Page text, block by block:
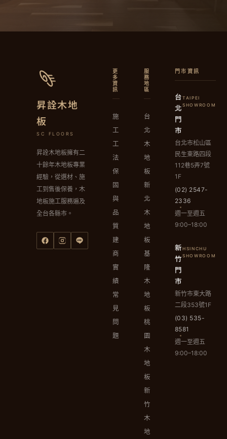
昇詮木地
板
SC FLOORS
昇詮木地板擁有二
十餘年木地板專業
經驗，從選材、施
工到售後保養，木
地板施工服務遍及
全台各縣市。
更
多
資
訊
施
工
工
法
保
固
與
品
質
建
商
實
績
常
見
問
題
服
務
地
區
台
北
木
地
板
新
北
木
地
板
基
隆
木
地
板
桃
園
木
地
板
新
竹
木
地
門市資訊
台
北
門
市
TAIPEI
SHOWROOM
台北市松山區
民生東路四段
112巷5弄7號
1F
(02) 2547-
2336
週一至週五
9:00–18:00
新
竹
門
市
HSINCHU
SHOWROOM
新竹市東大路
二段353號1F
(03) 535-
8581
週一至週五
9:00–18:00